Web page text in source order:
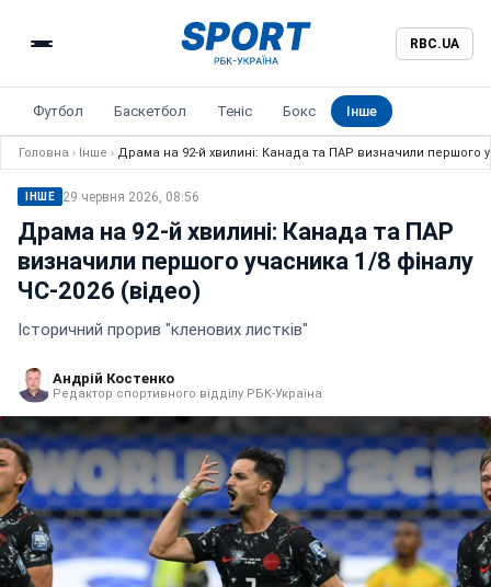
RBC.UA
Футбол Баскетбол Теніс Бокс Інше
Головна › Інше › Драма на 92-й хвилині: Канада та ПАР визначили першого
ІНШЕ 29 червня 2026, 08:56
Драма на 92-й хвилині: Канада та ПАР
визначили першого учасника 1/8 фіналу
ЧС-2026 (відео)
Історичний прорив "кленових листків"
Андрій Костенко
Редактор спортивного відділу РБК-Україна